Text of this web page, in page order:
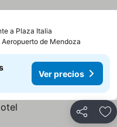
a Plaza Italia
Aeropuerto de Mendoza
Ver precios
Compartir